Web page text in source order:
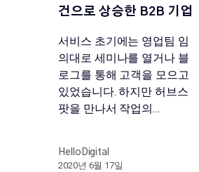
건으로 상승한 B2B 기업
서비스 초기에는 영업팀 임
의대로 세미나를 열거나 블
로그를 통해 고객을 모으고
있었습니다. 하지만 허브스
팟을 만나서 작업의…
HelloDigital
2020년 6월 17일